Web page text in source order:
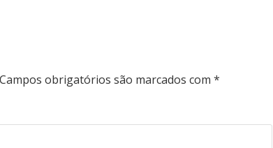
Campos obrigatórios são marcados com *